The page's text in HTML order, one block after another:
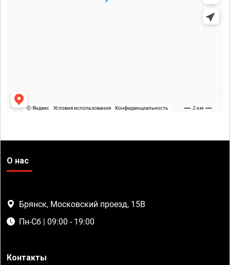
О нас
Брянск, Московский проезд, 15В
Пн-Сб | 09:00 - 19:00
Контакты